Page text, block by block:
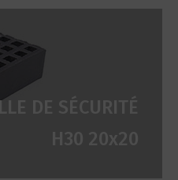
DE SÉCURITÉ